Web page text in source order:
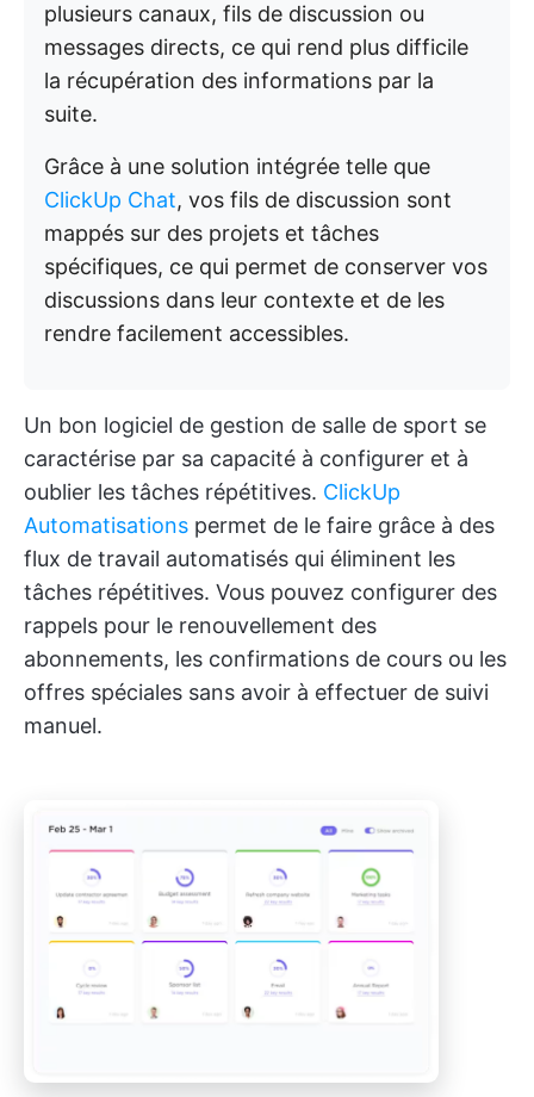
plusieurs canaux, fils de discussion ou
messages directs, ce qui rend plus difficile
la récupération des informations par la
suite.
Grâce à une solution intégrée telle que
ClickUp Chat, vos fils de discussion sont
mappés sur des projets et tâches
spécifiques, ce qui permet de conserver vos
discussions dans leur contexte et de les
rendre facilement accessibles.
Un bon logiciel de gestion de salle de sport se
caractérise par sa capacité à configurer et à
oublier les tâches répétitives. ClickUp
Automatisations permet de le faire grâce à des
flux de travail automatisés qui éliminent les
tâches répétitives. Vous pouvez configurer des
rappels pour le renouvellement des
abonnements, les confirmations de cours ou les
offres spéciales sans avoir à effectuer de suivi
manuel.